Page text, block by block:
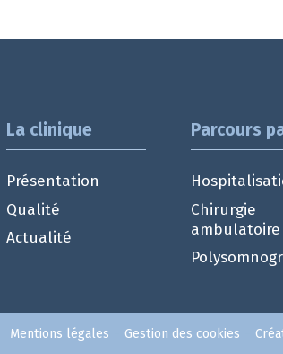
La clinique
Présentation
Qualité
Actualité
Parcours
Chirurgie
ambulatoire
Mentions légales -Gestion des cookies -